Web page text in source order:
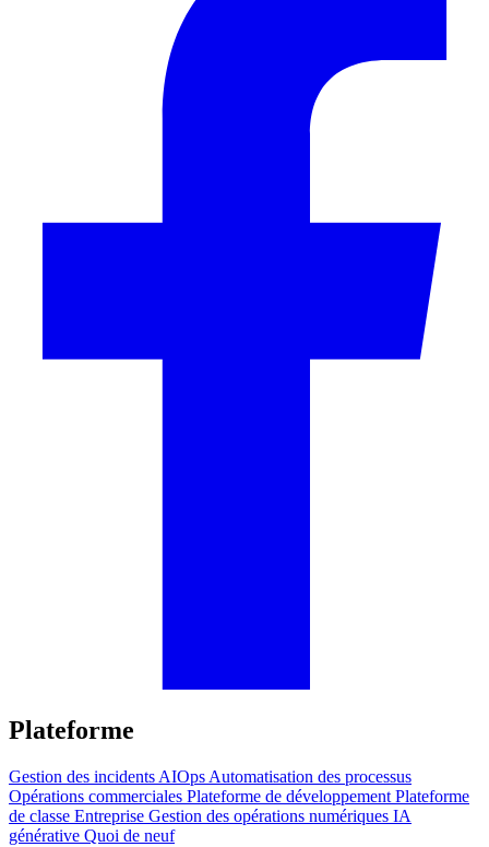
Plateforme
Gestion des incidents AIOps Automatisation des processus
Opérations commerciales Plateforme de développement Plateforme
de classe Entreprise Gestion des opérations numériques IA
générative Quoi de neuf